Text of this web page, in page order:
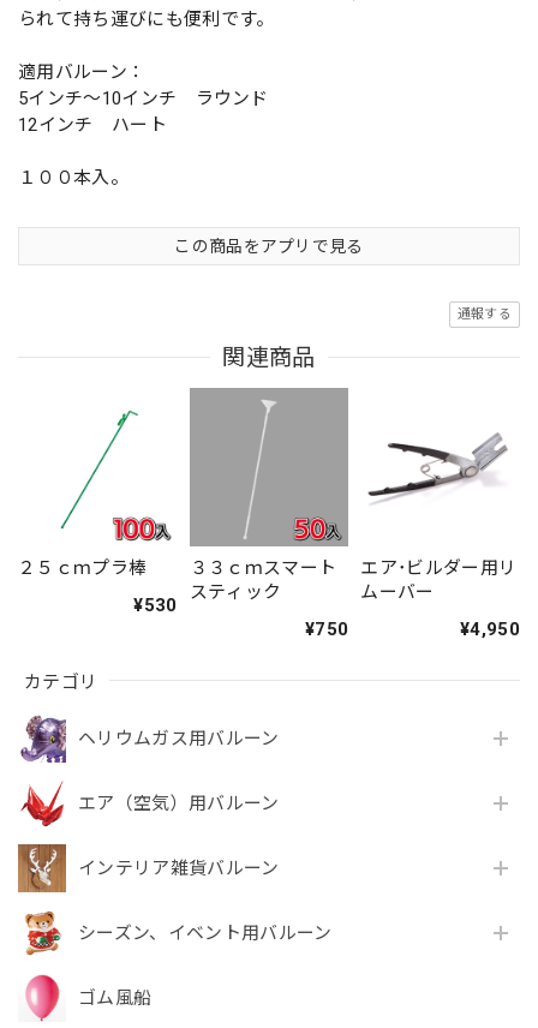
カテゴリ
ヘリウムガス用バルーン
エア（空気）用バルーン
インテリア雑貨バルーン
シーズン、イベント用バルーン
ゴム風船
られて持ち運びにも便利です。
適用バルーン：
5インチ～10インチ ラウンド
12インチ ハート
１００本入。
この商品をアプリで見る
通報する
関連商品
２５ｃｍプラ棒
¥530
３３ｃｍスマート
スティック
¥750
エア･ビルダー用リ
ムーバー
¥4,950